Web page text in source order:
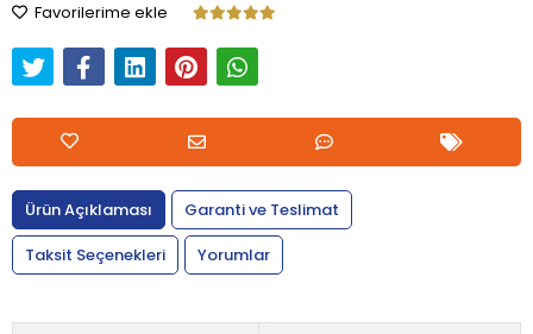
Favorilerime ekle
Ürün Açıklaması
Garanti ve Teslimat
Taksit Seçenekleri
Yorumlar